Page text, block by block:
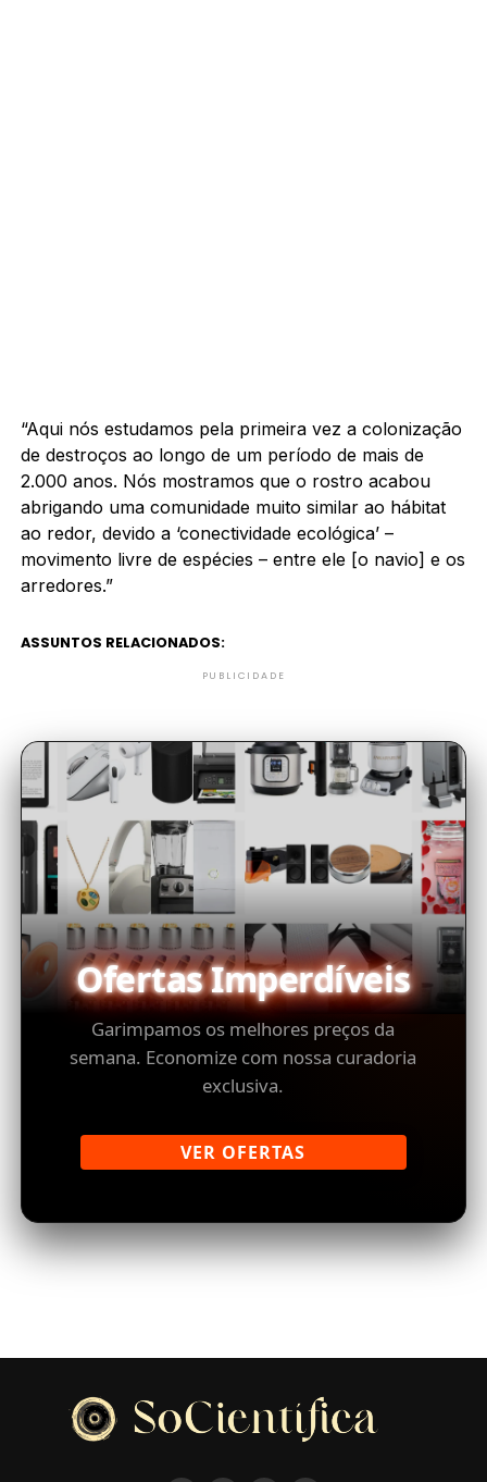
“Aqui nós estudamos pela primeira vez a colonização
de destroços ao longo de um período de mais de
2.000 anos. Nós mostramos que o rostro acabou
abrigando uma comunidade muito similar ao hábitat
ao redor, devido a ‘conectividade ecológica’ –
movimento livre de espécies – entre ele [o navio] e os
arredores.”
ASSUNTOS RELACIONADOS:
PUBLICIDADE
Ofertas Imperdíveis
Garimpamos os melhores preços da
semana. Economize com nossa curadoria
exclusiva.
VER OFERTAS